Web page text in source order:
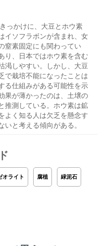
っかけに、大豆とホウ素
イソフラボンが含まれ、女
窒素固定にも関わってい
り、日本ではホウ素を含む
渇しやすい。しかし、大豆
で栽培不能になったことは
る仕組みがある可能性を示
果が薄かったのは、土壌の
推測している。ホウ素は鉱
よく知る人は欠乏を懸念す
と考える傾向がある。
オライト 腐植 緑泥石